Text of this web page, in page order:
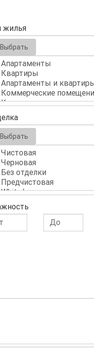
жилья
Выбрать
Выбрать